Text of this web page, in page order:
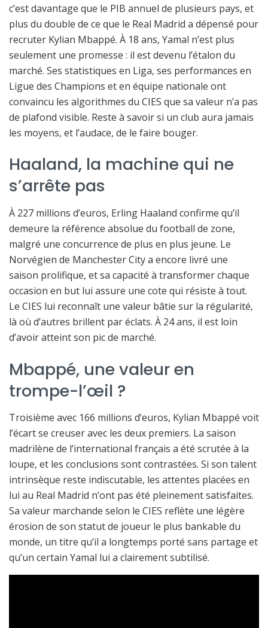
c’est davantage que le PIB annuel de plusieurs pays, et
plus du double de ce que le Real Madrid a dépensé pour
recruter Kylian Mbappé. À 18 ans, Yamal n’est plus
seulement une promesse : il est devenu l’étalon du
marché. Ses statistiques en Liga, ses performances en
Ligue des Champions et en équipe nationale ont
convaincu les algorithmes du CIES que sa valeur n’a pas
de plafond visible. Reste à savoir si un club aura jamais
les moyens, et l’audace, de le faire bouger.
Haaland, la machine qui ne
s’arrête pas
À 227 millions d’euros, Erling Haaland confirme qu’il
demeure la référence absolue du football de zone,
malgré une concurrence de plus en plus jeune. Le
Norvégien de Manchester City a encore livré une
saison prolifique, et sa capacité à transformer chaque
occasion en but lui assure une cote qui résiste à tout.
Le CIES lui reconnaît une valeur bâtie sur la régularité,
là où d’autres brillent par éclats. À 24 ans, il est loin
d’avoir atteint son pic de marché.
Mbappé, une valeur en
trompe-l’œil ?
Troisième avec 166 millions d’euros, Kylian Mbappé voit
l’écart se creuser avec les deux premiers. La saison
madrilène de l’international français a été scrutée à la
loupe, et les conclusions sont contrastées. Si son talent
intrinsèque reste indiscutable, les attentes placées en
lui au Real Madrid n’ont pas été pleinement satisfaites.
Sa valeur marchande selon le CIES reflète une légère
érosion de son statut de joueur le plus bankable du
monde, un titre qu’il a longtemps porté sans partage et
qu’un certain Yamal lui a clairement subtilisé.